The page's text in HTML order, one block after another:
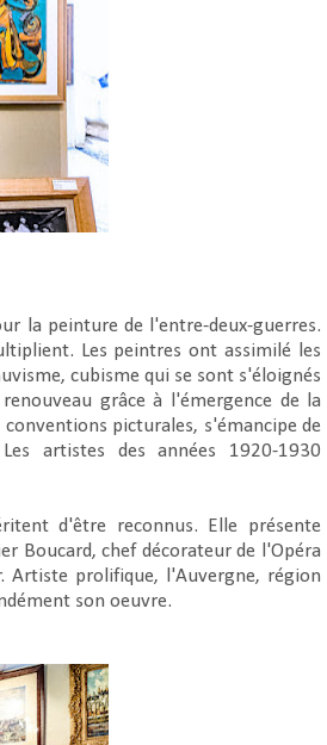
la peinture de l'entre-deux-guerres.
Les peintres ont assimilé les
cubisme qui se sont s'éloignés
grâce à l'émergence de la
picturales, s'émancipe de
artistes des années 1920-1930
d'être reconnus. Elle présente
Boucard, chef décorateur de l'Opéra
Artiste prolifique, l'Auvergne, région
son oeuvre.